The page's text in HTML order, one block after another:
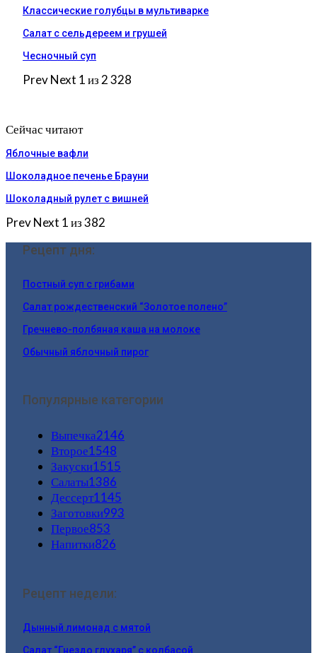
Классические голубцы в мультиварке
Салат с сельдереем и грушей
Чесночный суп
PrevNext 1 из 2 328
Сейчас читают
Яблочные вафли
Шоколадное печенье Брауни
Шоколадный рулет с вишней
PrevNext 1 из 382
Рецепт дня:
Постный суп с грибами
Салат рождественский “Золотое полено”
Гречнево-полбяная каша на молоке
Обычный яблочный пирог
Популярные категории
Выпечка2146
Второе1548
Закуски1515
Салаты1386
Дессерт1145
Заготовки993
Первое853
Напитки826
Рецепт недели:
Дынный лимонад с мятой
Салат “Гнездо глухаря” с колбасой